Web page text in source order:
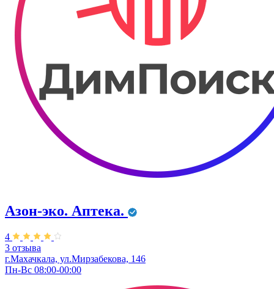
Азон-эко. Аптека.
4
3 отзыва
г.Махачкала, ул.​Мирзабекова, 146
Пн-Вс 08:00-00:00